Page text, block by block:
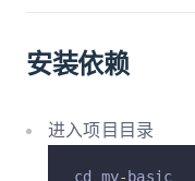
安装依赖
进入项目目录
cd my- basic